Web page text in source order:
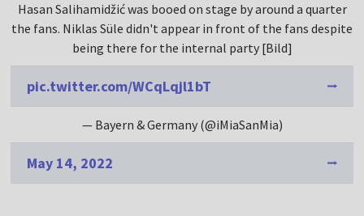
Hasan Salihamidžić was booed on stage by around a quarter
the fans. Niklas Süle didn't appear in front of the fans despite
being there for the internal party [Bild]
pic.twitter.com/WCqLqjl1bT
— Bayern & Germany (@iMiaSanMia)
May 14, 2022